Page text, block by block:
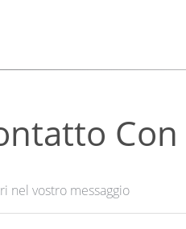
nel vostro messaggio